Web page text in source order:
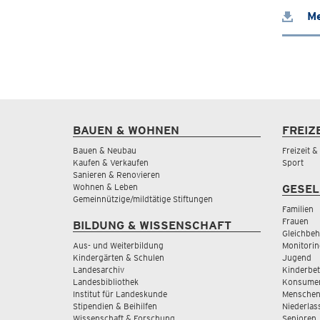
BAUEN & WOHNEN
Bauen & Neubau
Kaufen & Verkaufen
Sanieren & Renovieren
Wohnen & Leben
Gemeinnützige/mildtätige Stiftungen
BILDUNG & WISSENSCHAFT
Aus- und Weiterbildung
Kindergärten & Schulen
Landesarchiv
Landesbibliothek
Institut für Landeskunde
Stipendien & Beihilfen
Freizeit
Sport
Familien
Frauen
Jugend